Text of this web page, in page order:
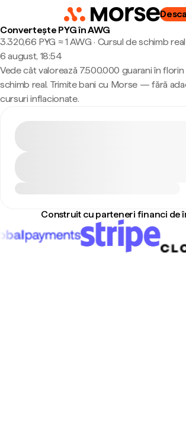
Convertește PYG în AWG
3.320,66 PYG ≈ 1 AWG · Cursul de schimb real
6 august, 18:54
Vede cât valorează 7.500.000 guarani în
schimb real. Trimite bani cu Morse — fără
cursuri inflacionate.
Construit cu parteneri financi de